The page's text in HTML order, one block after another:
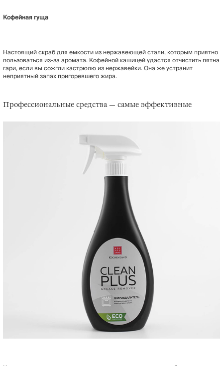
Кофейная гуща
Настоящий скраб для емкости из нержавеющей стали, которым приятно
пользоваться из-за аромата. Кофейной кашицей удастся отчистить пятна
гари, если вы сожгли кастрюлю из нержавейки. Она же устранит
неприятный запах пригоревшего жира.
Профессиональные средства — самые эффективные